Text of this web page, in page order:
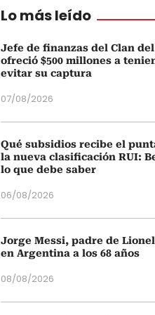
Lo más leído
Jefe de finanzas del Clan
ofreció $500 millones a
evitar su captura
07/08/2026
Qué subsidios recibe el
la nueva clasificación RUI:
lo que debe saber
06/08/2026
Jorge Messi, padre de
en Argentina a los 68 años
08/08/2026